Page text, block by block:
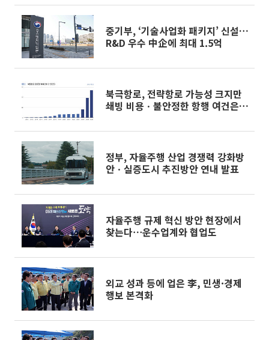
중기부, ‘기술사업화 패키지’ 신설…
R&D 우수 中企에 최대 1.5억
북극항로, 전략항로 가능성 크지만
쇄빙 비용ㆍ불안정한 항행 여건은
정부, 자율주행 산업 경쟁력 강화방
안ㆍ실증도시 추진방안 연내 발표
자율주행 규제 혁신 방안 현장에서
찾는다⋯운수업계와 협업도
외교 성과 등에 업은 李, 민생·경제
행보 본격화